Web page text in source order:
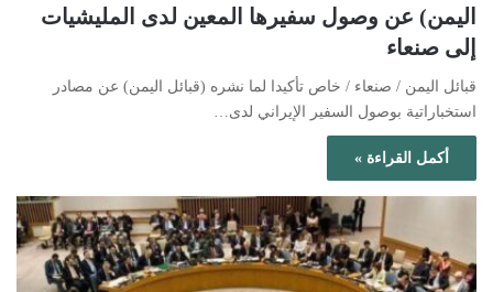
اليمن) عن وصول سفيرها المعين لدى المليشيات
إلى صنعاء
قبائل اليمن / صنعاء / خاص تأكيدا لما نشره (قبائل اليمن) عن مصادر
استخباراتية بوصول السفير الإيراني لدى…
أكمل القراءة »